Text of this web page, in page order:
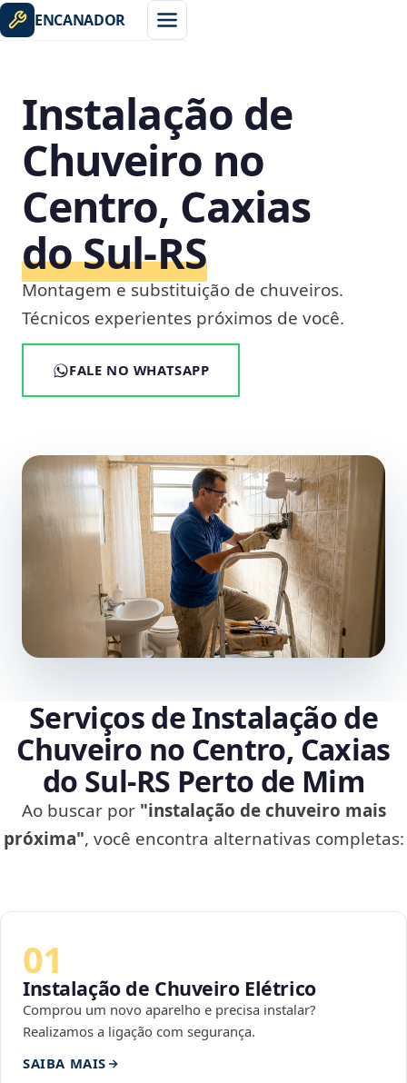
ENCANADOR
Instalação de
Chuveiro no
Centro, Caxias
do Sul‑RS
Montagem e substituição de chuveiros.
Técnicos experientes próximos de você.
FALE NO WHATSAPP
Serviços de Instalação de
Chuveiro no Centro, Caxias
do Sul‑RS Perto de Mim
Ao buscar por "instalação de chuveiro mais
próxima", você encontra alternativas completas:
01
Instalação de Chuveiro Elétrico
Comprou um novo aparelho e precisa instalar?
Realizamos a ligação com segurança.
SAIBA MAIS